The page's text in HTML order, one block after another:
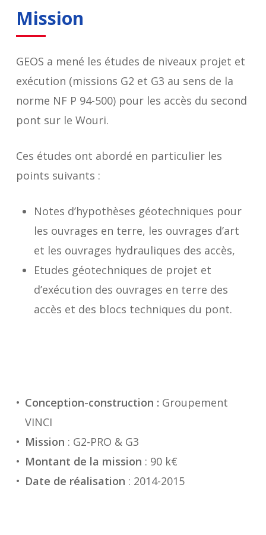
Mission
GEOS a mené les études de niveaux projet et
exécution (missions G2 et G3 au sens de la
norme NF P 94-500) pour les accès du second
pont sur le Wouri.
Ces études ont abordé en particulier les
points suivants :
Notes d’hypothèses géotechniques pour
les ouvrages en terre, les ouvrages d’art
et les ouvrages hydrauliques des accès,
Etudes géotechniques de projet et
d’exécution des ouvrages en terre des
accès et des blocs techniques du pont.
Conception-construction : Groupement
VINCI
Mission : G2-PRO & G3
Montant de la mission : 90 k€
Date de réalisation : 2014-2015